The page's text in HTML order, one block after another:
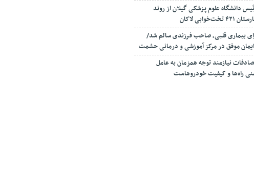
دانشگاه علوم پزشکی گیلان از روند
لاکان
بیماری قلبی، صاحب فرزندی سالم شد/
موفق در مرکز آموزشی و درمانی حشمت
نیازمند توجه همزمان به عامل
راه‌ها و کیفیت خودروهاست